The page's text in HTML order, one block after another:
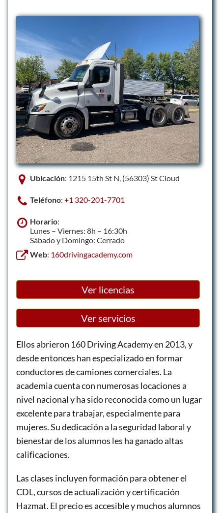
Ubicación: 1215 15th St N, (56303) St Cloud
Teléfono: +1 320-201-7701
Horario:
Lunes – Viernes: 8h – 16:30h
Sábado y Domingo: Cerrado
Web: 160drivingacademy.com
Ver licencias
Ver servicios
Ellos abrieron 160 Driving Academy en 2013, y
desde entonces han especializado en formar
conductores de camiones comerciales. La
academia cuenta con numerosas locaciones a
nivel nacional y ha sido reconocida como un lugar
excelente para trabajar, especialmente para
mujeres. Su dedicación a la seguridad laboral y
bienestar de los alumnos les ha ganado altas
calificaciones.
Las clases incluyen formación para obtener el
CDL, cursos de actualización y certificación
Hazmat. El precio es accesible y muchos alumnos